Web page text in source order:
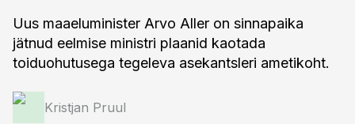
Uus maaeluminister Arvo Aller on sinnapaika
jätnud eelmise ministri plaanid kaotada
toiduohutusega tegeleva asekantsleri ametikoht.
Kristjan Pruul